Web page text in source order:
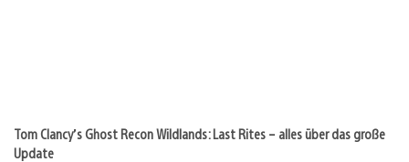
Tom Clancy’s Ghost Recon Wildlands: Last Rites – alles über das große
Update